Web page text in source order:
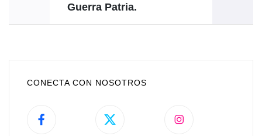
Guerra Patria.
CONECTA CON NOSOTROS